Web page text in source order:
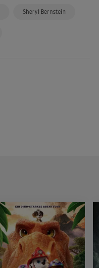
Sheryl Bernstein